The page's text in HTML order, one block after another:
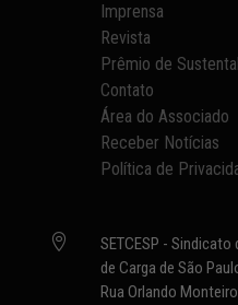
Imprensa
Revista
Prêmio de
Contato
Área do Associado
Receber Notícias
Política de

SETCESP -
de Carga de São
Rua Orlando